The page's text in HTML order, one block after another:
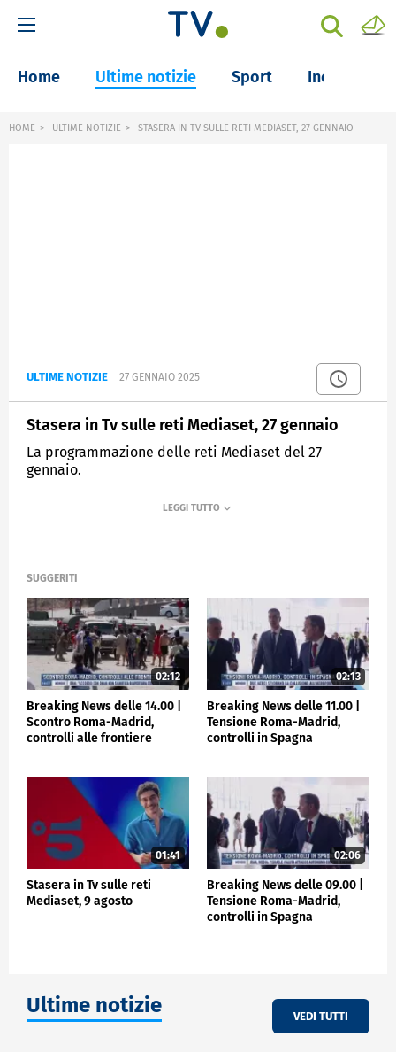
Home Ultime notizie Sport Inchieste
HOME ULTIME NOTIZIE STASERA IN TV SULLE RETI MEDIASET, 27 GENNAIO
ULTIME NOTIZIE 27 GENNAIO 2025
Stasera in Tv sulle reti Mediaset, 27 gennaio
La programmazione delle reti Mediaset del 27
gennaio.
TGCOM24
SUGGERITI
02:12
Breaking News delle 14.00 |
Scontro Roma-Madrid,
controlli alle frontiere
02:13
Breaking News delle 11.00 |
Tensione Roma-Madrid,
controlli in Spagna
01:41
Stasera in Tv sulle reti
Mediaset, 9 agosto
02:06
Breaking News delle 09.00 |
Tensione Roma-Madrid,
controlli in Spagna
Ultime notizie VEDI TUTTI